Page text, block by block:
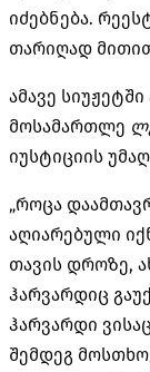
იძებნება.
თარიღად
ამავე
მოსამართლე
იუსტიციის
„როცა
აღიარებული
თავის დროზე,
ჰარვარდიც
ჰარვარდი
შემდეგ